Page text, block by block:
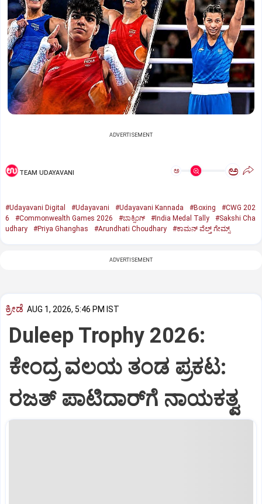
ADVERTISEMENT
TEAM UDAYAVANI ಅ ಅ
#Udayavani Digital #Udayavani #Udayavani Kannada #Boxing
#CWG 202
6
#Commonwealth Games 2026 #ಬಾಕ್ಸಿಂಗ್‌ #India Medal Tally
#Sakshi Cha
udhary
#Priya Ghanghas #Arundhati Choudhary #ಕಾಮನ್ ವೆಲ್ತ್ ಗೇಮ್ಸ್
ADVERTISEMENT
ಕ್ರೀಡೆ AUG 1, 2026, 5:46 PM IST
Duleep Trophy 2026:
ಕೇಂದ್ರ ವಲಯ ತಂಡ ಪ್ರಕಟ:
ರಜತ್‌ ಪಾಟಿದಾರ್‌ಗೆ ನಾಯಕತ್ವ